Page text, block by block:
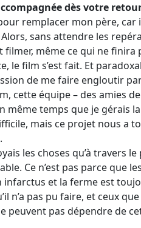
dès votre
remplacer mon père, car
sans attendre les
filmer, même ce qui ne finira
le film s’est fait. Et
de me faire engloutir
cette équipe – des amies de
même temps que je gérais
mais ce projet nous a
les choses qu’à travers
Ce n’est pas parce que
et la ferme est
n’a pas pu faire, et ceux
peuvent pas dépendre de